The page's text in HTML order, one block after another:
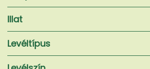
Illat
Levéltípus